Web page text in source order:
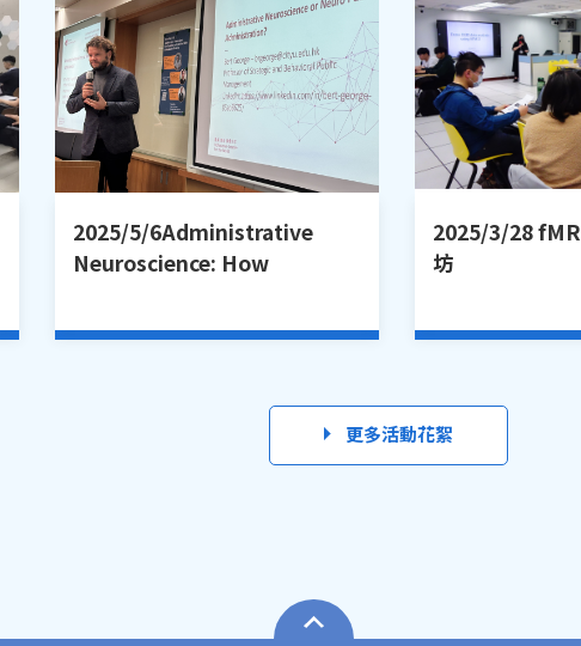
2025/5/6Administrative
Neuroscience: How
Affect Administrative
2025/3/28
坊
更多活動花絮